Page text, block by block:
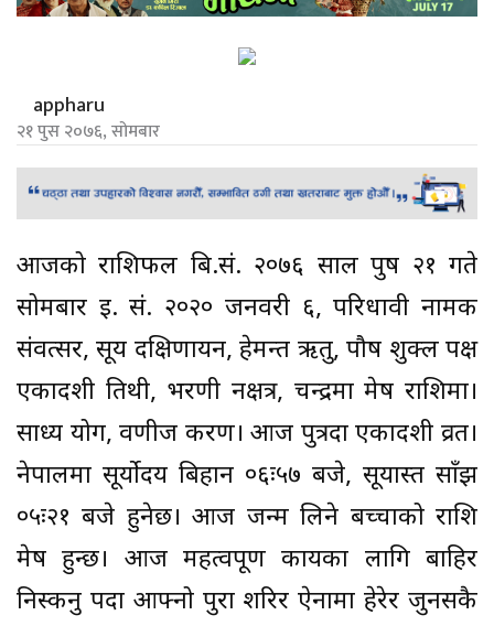
appharu
२१ पुस २०७६, सोमबार
आजको राशिफल बि.सं. २०७६ साल पुष २१ गते
सोमबार ई. सं. २०२० जनवरी ६, परिधावी नामक
संवत्सर, सूर्य दक्षिणायन, हेमन्त ऋतु, पौष शुक्ल पक्ष
एकादशी तिथी, भरणी नक्षत्र, चन्द्रमा मेष राशिमा।
साध्य योग, वणीज करण। आज पुत्रदा एकादशी व्रत।
नेपालमा सूर्योदय बिहान ०६ः५७ बजे, सूर्यास्त साँझ
०५ः२१ बजे हुनेछ। आज जन्म लिने बच्चाको राशि
मेष हुन्छ। आज महत्वपूर्ण कार्यका लागि बाहिर
निस्कनु पर्दा आफ्नो पुरा शरिर ऐनामा हेरेर जुनसकै